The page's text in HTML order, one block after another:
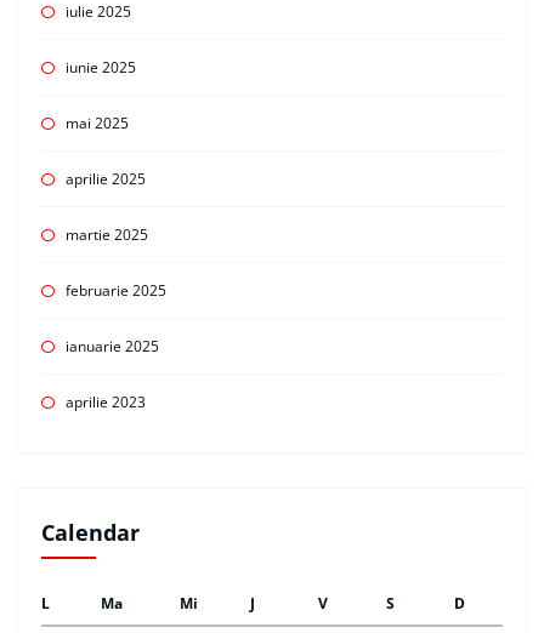
iulie 2025
iunie 2025
mai 2025
aprilie 2025
martie 2025
februarie 2025
ianuarie 2025
aprilie 2023
Calendar
L Ma Mi J V S
D